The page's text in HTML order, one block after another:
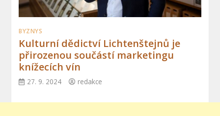
BYZNYS
Kulturní dědictví Lichtenštejnů je
přirozenou součástí marketingu
knížecích vín
27. 9. 2024 redakce